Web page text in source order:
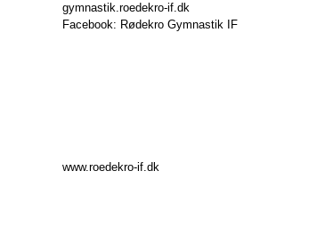
gymnastik.roedekro-if.dk
Facebook: Rødekro Gymnastik IF
www.roedekro-if.dk